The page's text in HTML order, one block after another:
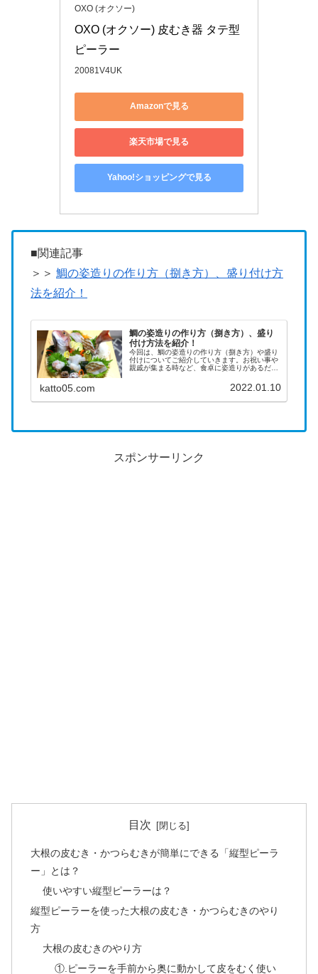
OXO (オクソー)
OXO (オクソー) 皮むき器 タテ型
ピーラー
20081V4UK
Amazonで見る
楽天市場で見る
Yahoo!ショッピングで見る
■関連記事
＞＞ 鯛の姿造りの作り方（捌き方）、盛り付け方
法を紹介！
鯛の姿造りの作り方（捌き方）、盛り
付け方法を紹介！
今回は、鯛の姿造りの作り方（捌き方）や盛り
付けについてご紹介していきます。お祝い事や
親戚が集まる時など、食卓に姿造りがあるだけ
造り】準備するもの準備するもの（あると便利
なもの）を以下に記載します。■...
katto05.com 2022.01.10
スポンサーリンク
目次
大根の皮むき・かつらむきが簡単にできる「縦型ピーラ
ー」とは？
使いやすい縦型ピーラーは？
縦型ピーラーを使った大根の皮むき・かつらむきのやり
方
大根の皮むきのやり方
①.ピーラーを手前から奥に動かして皮をむく使い